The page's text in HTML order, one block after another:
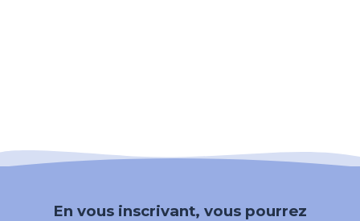
En vous inscrivant, vous pourrez